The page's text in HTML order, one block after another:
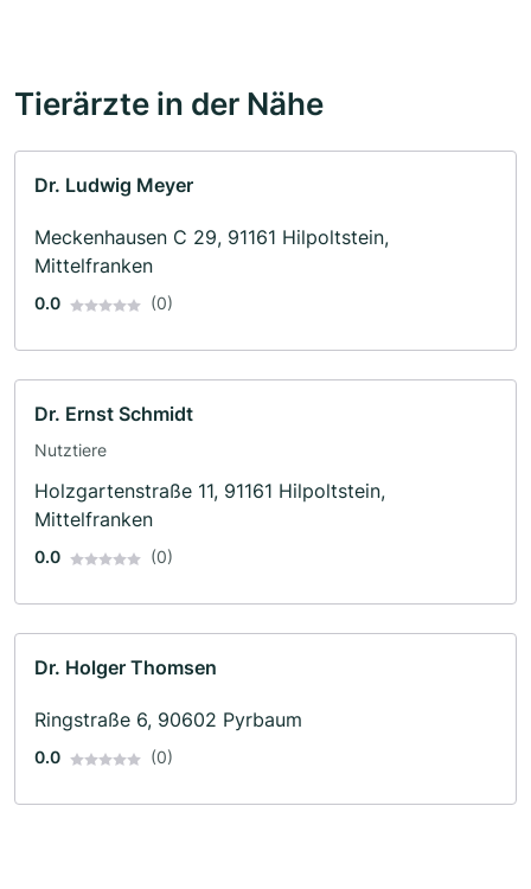
Tierärzte in der Nähe
Dr. Ludwig Meyer
Meckenhausen C 29, 91161 Hilpoltstein,
Mittelfranken
0.0 (0)
Dr. Ernst Schmidt
Nutztiere
Holzgartenstraße 11, 91161 Hilpoltstein,
Mittelfranken
0.0 (0)
Dr. Holger Thomsen
Ringstraße 6, 90602 Pyrbaum
0.0 (0)